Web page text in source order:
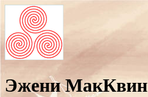
Эжени МакКвин